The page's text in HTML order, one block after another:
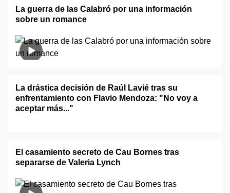
La guerra de las Calabró por una información
sobre un romance
La drástica decisión de Raúl Lavié tras su
enfrentamiento con Flavio Mendoza: "No voy a
aceptar más..."
El casamiento secreto de Cau Bornes tras
separarse de Valeria Lynch